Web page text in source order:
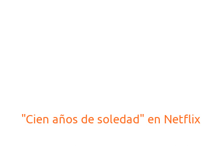
"Cien años de soledad" en Netflix